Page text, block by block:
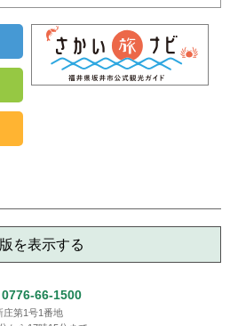
を表示する
0776-66-1500
庄第1号1番地